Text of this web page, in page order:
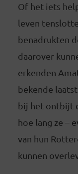
Of het iets
leven
benadrukten
daarover
erkenden
bekende
bij het ontbijt
hoe lang ze –
van hun
kunnen